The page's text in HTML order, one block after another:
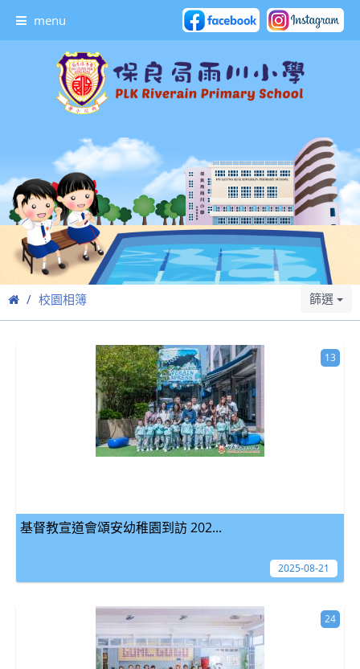
menu
校園相簿 篩選
基督教宣道會頌安幼稚園到訪 202...
13
2025-08-21
24